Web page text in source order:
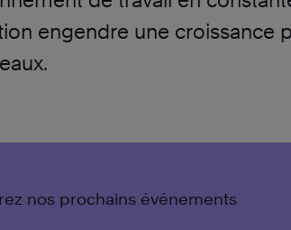
engendre une croissance
nos prochains événements